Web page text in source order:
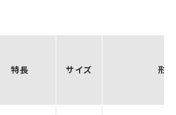
特長 サイズ 形式